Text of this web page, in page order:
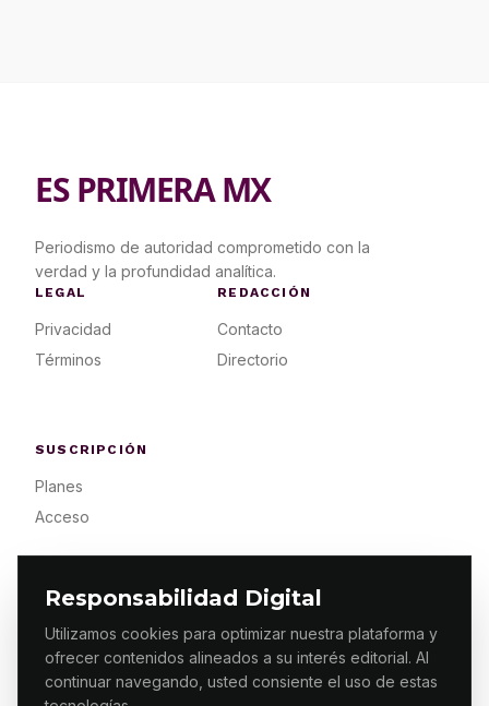
Responsabilidad Digital
Utilizamos cookies para optimizar nuestra plataforma y
ofrecer contenidos alineados a su interés editorial. Al
continuar navegando, usted consiente el uso de estas
ES PRIMERA MX
Periodismo de autoridad comprometido con la
verdad y la profundidad analítica.
LEGAL
Privacidad
Términos
REDACCIÓN
Contacto
Directorio
SUSCRIPCIÓN
Planes
Acceso
© 2026 ES PRIMERA MX. ALGUNOS DERECHOS
RESERVADOS / DESIGNMAKING.MX